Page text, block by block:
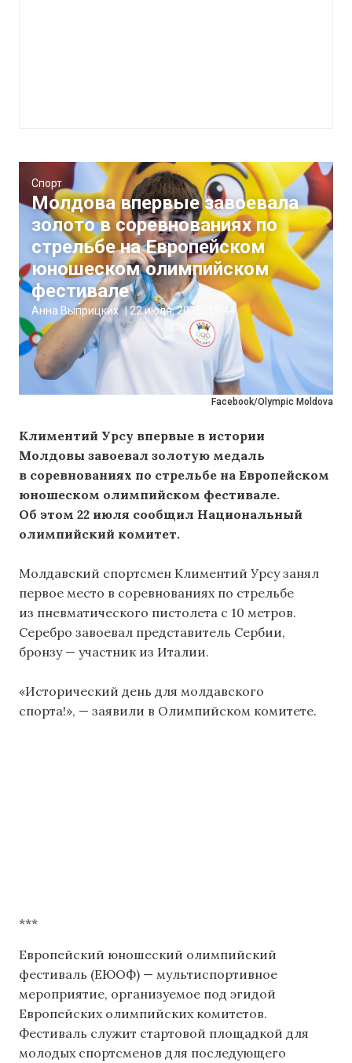
Facebook/Olympic Moldova
Спорт
Молдова впервые завоевала
золото в соревнованиях по
стрельбе на Европейском
юношеском олимпийском
фестивале
Анна Выприцких |22 июля, 2025 19:44
Климентий Урсу впервые в истории
Молдовы завоевал золотую медаль
в соревнованиях по стрельбе на Европейском
юношеском олимпийском фестивале.
Об этом 22 июля сообщил Национальный
олимпийский комитет.
Молдавский спортсмен Климентий Урсу занял
первое место в соревнованиях по стрельбе
из пневматического пистолета с 10 метров.
Серебро завоевал представитель Сербии,
бронзу — участник из Италии.
«Исторический день для молдавского
спорта!», — заявили в Олимпийском комитете.
***
Европейский юношеский олимпийский
фестиваль (ЕЮОФ) — мультиспортивное
мероприятие, организуемое под эгидой
Европейских олимпийских комитетов.
Фестиваль служит стартовой площадкой для
молодых спортсменов для последующего